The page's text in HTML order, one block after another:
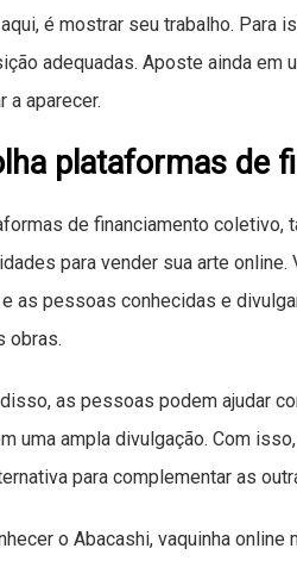
é mostrar seu trabalho. Para
adequadas. Aposte ainda em
a aparecer.
plataformas de
de financiamento coletivo,
para vender sua arte online.
as pessoas conhecidas e
obras.
as pessoas podem ajudar
uma ampla divulgação. Com
para complementar as
o Abacashi, vaquinha